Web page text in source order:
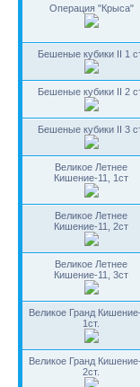
Операция "Крыса"
Бешеные кубики II 1
Бешеные кубики II 2
Бешеные кубики II 3
Великое Летнее
Кишение-11, 1ст
Великое Летнее
Кишение-11, 2ст
Великое Летнее
Кишение-11, 3ст
Великое Гранд Кишение-
1ст.
Великое Гранд Кишение-
2ст.